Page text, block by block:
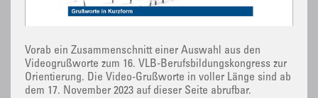
Vorab ein Zusammenschnitt einer Auswahl aus den
Videogrußworte zum 16. VLB-Berufsbildungskongress zur
Orientierung. Die Video-Grußworte in voller Länge sind ab
dem 17. November 2023 auf dieser Seite abrufbar.